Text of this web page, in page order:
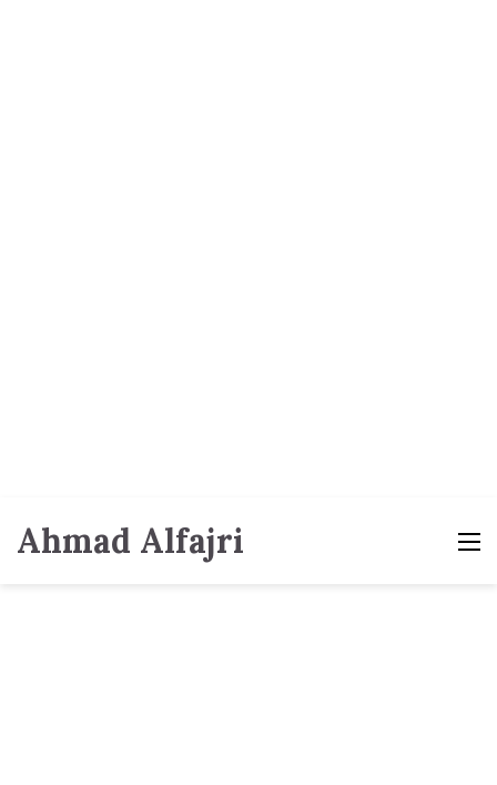
Ahmad Alfajri